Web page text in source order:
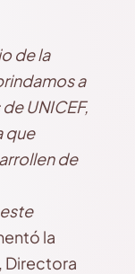
de la
a
UNICEF,
que
de
la
Directora